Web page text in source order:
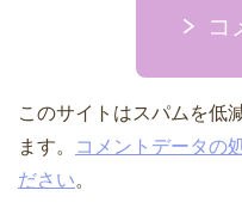
コ
このサイトはスパムを低
ます。
コメントデータの
ださい。